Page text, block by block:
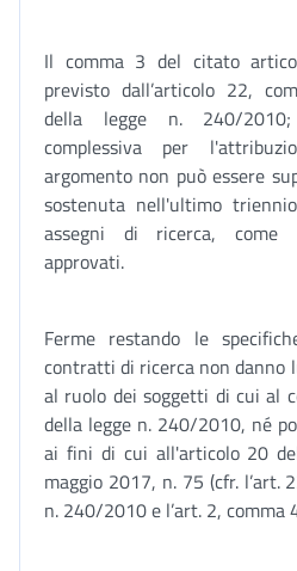
Il comma 3 del citato
previsto dall’articolo 22,
della legge n. 240/
complessiva per
argomento non può essere
sostenuta nell'ultimo
assegni di ricerca, come
approvati.
Ferme restando le
contratti di ricerca non danno
al ruolo dei soggetti di cui al
della legge n. 240/2010, né
ai fini di cui all'articolo 20
maggio 2017, n. 75 (cfr. l’art.
n. 240/2010 e l’art. 2, comma